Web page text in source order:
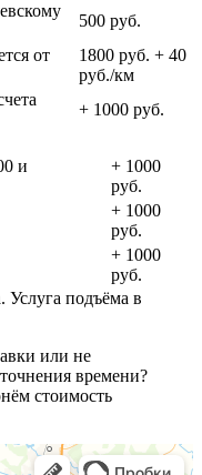
500 руб.
от
1800 руб. + 40
руб./км
+ 1000 руб.
и
+ 1000
руб.
+ 1000
руб.
+ 1000
руб.
Услуга подъёма в
или не
времени?
стоимость